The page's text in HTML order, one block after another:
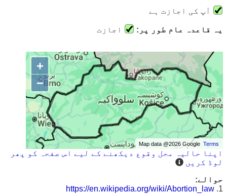
آپ کی اجازت ہے
یہ قاعدہ عام طور پر: اجازت
+
−
Map data @2026 GoogleTerms
اپنا حالیہ محل وقوع دیکھنے کے لیے اس صفحہ کو پھر
لوڈ کریں
حوالے:
1.
https://en.wikipedia.org/wiki/Abortion_law